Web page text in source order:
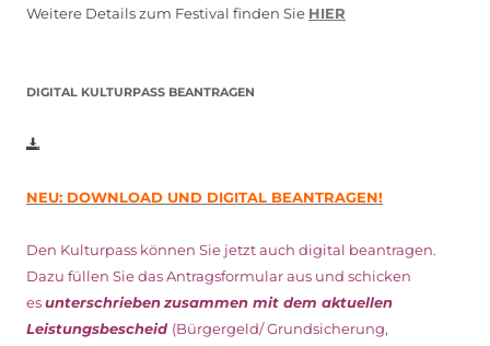
Weitere Details zum Festival finden Sie HIER
DIGITAL KULTURPASS BEANTRAGEN
NEU: DOWNLOAD UND DIGITAL BEANTRAGEN!
Den Kulturpass können Sie jetzt auch digital beantragen.
Dazu füllen Sie das Antragsformular aus und schicken
esunterschriebenzusammen mit dem aktuellen
Leistungsbescheid (Bürgergeld/ Grundsicherung,